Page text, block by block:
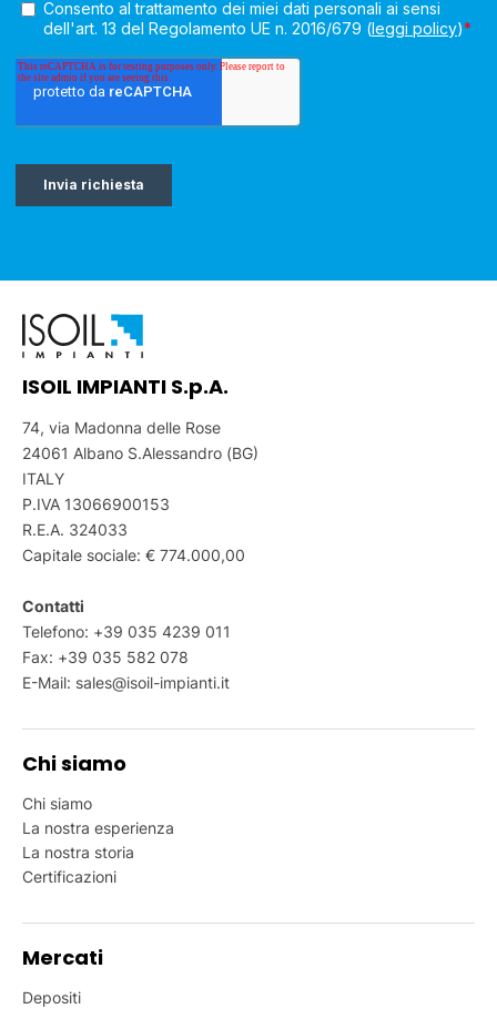
ISOIL IMPIANTI S.p.A.
74, via Madonna delle Rose
24061 Albano S.Alessandro (BG)
ITALY
P.IVA 13066900153
R.E.A. 324033
Capitale sociale: € 774.000,00
Contatti
Telefono: +39 035 4239 011
Fax: +39 035 582 078
E-Mail: sales@isoil-impianti.it
Chi siamo
Chi siamo
La nostra esperienza
La nostra storia
Certificazioni
Mercati
Depositi